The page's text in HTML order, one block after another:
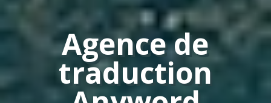
Agence de
traduction